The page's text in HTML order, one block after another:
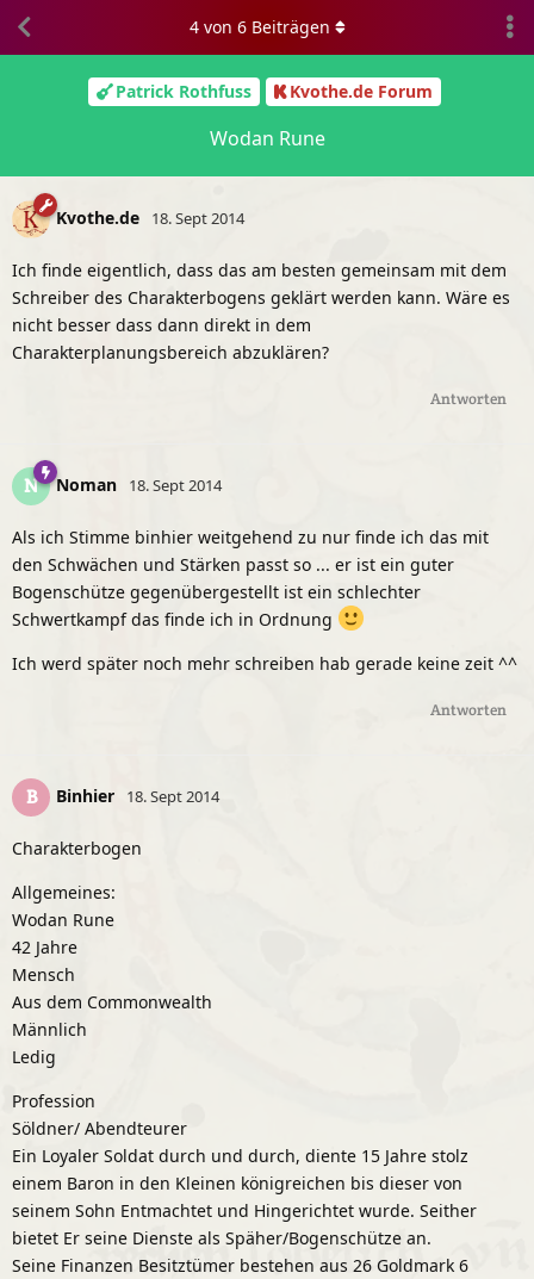
Patrick Rothfuss Kvothe.de Forum
Wodan Rune
4von 6Beiträgen
Kvothe.de 18. Sept 2014
Ich finde eigentlich, dass das am besten gemeinsam mit dem
Schreiber des Charakterbogens geklärt werden kann. Wäre es
nicht besser dass dann direkt in dem
Charakterplanungsbereich abzuklären?
Antworten
N Noman 18. Sept 2014
Als ich Stimme binhier weitgehend zu nur finde ich das mit
den Schwächen und Stärken passt so ... er ist ein guter
Bogenschütze gegenübergestellt ist ein schlechter
Schwertkampf das finde ich in Ordnung
Ich werd später noch mehr schreiben hab gerade keine zeit ^^
Antworten
B Binhier 18. Sept 2014
Charakterbogen
Allgemeines:
Wodan Rune
42 Jahre
Mensch
Aus dem Commonwealth
Männlich
Ledig
Profession
Söldner/ Abendteurer
Ein Loyaler Soldat durch und durch, diente 15 Jahre stolz
einem Baron in den Kleinen königreichen bis dieser von
seinem Sohn Entmachtet und Hingerichtet wurde. Seither
bietet Er seine Dienste als Späher/Bogenschütze an.
Seine Finanzen Besitztümer bestehen aus 26 Goldmark 6